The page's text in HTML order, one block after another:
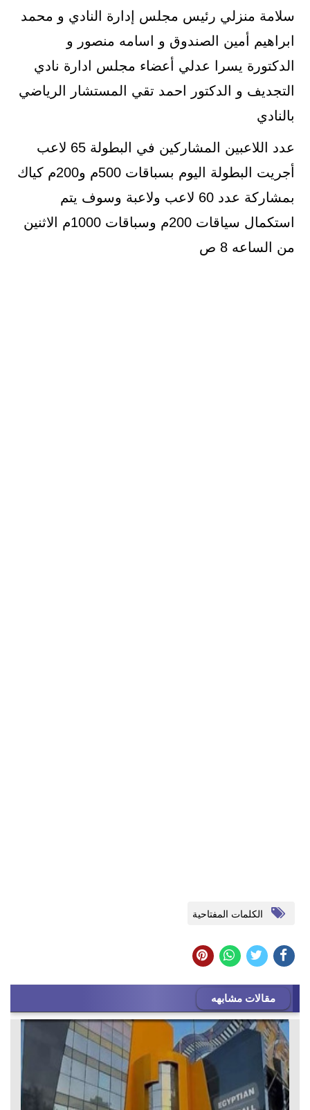
سلامة منزلي رئيس مجلس إدارة النادي و محمد
ابراهيم أمين الصندوق و اسامه منصور و
الدكتورة يسرا عدلي أعضاء مجلس ادارة نادي
التجديف و الدكتور احمد تقي المستشار الرياضي
بالنادي
عدد اللاعبين المشاركين في البطولة 65 لاعب
أجريت البطولة اليوم بسباقات 500م و200م كياك
بمشاركة عدد 60 لاعب ولاعبة وسوف يتم
استكمال سياقات 200م وسباقات 1000م الاثنين
من الساعه 8 ص
الكلمات المفتاحية
مقالات مشابهه